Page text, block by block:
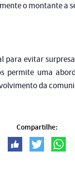
o montante a
para evitar
permite uma
da
Compartilhe: